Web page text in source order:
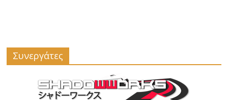
Συνεργάτες